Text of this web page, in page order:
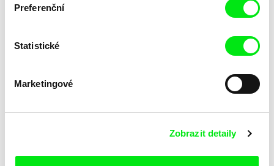
Preferenční
Statistické
Marketingové
Zobrazit detaily